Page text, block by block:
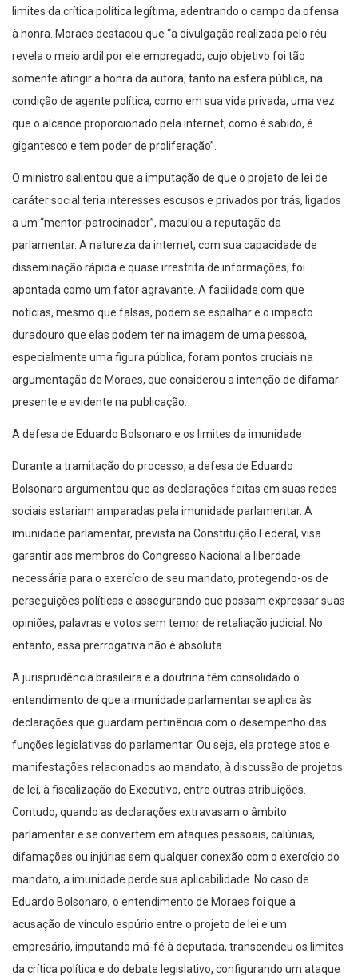
limites da crítica política legítima, adentrando o campo da ofensa
à honra. Moraes destacou que “a divulgação realizada pelo réu
revela o meio ardil por ele empregado, cujo objetivo foi tão
somente atingir a honra da autora, tanto na esfera pública, na
condição de agente política, como em sua vida privada, uma vez
que o alcance proporcionado pela internet, como é sabido, é
gigantesco e tem poder de proliferação”.
O ministro salientou que a imputação de que o projeto de lei de
caráter social teria interesses escusos e privados por trás, ligados
a um “mentor-patrocinador”, maculou a reputação da
parlamentar. A natureza da internet, com sua capacidade de
disseminação rápida e quase irrestrita de informações, foi
apontada como um fator agravante. A facilidade com que
notícias, mesmo que falsas, podem se espalhar e o impacto
duradouro que elas podem ter na imagem de uma pessoa,
especialmente uma figura pública, foram pontos cruciais na
argumentação de Moraes, que considerou a intenção de difamar
presente e evidente na publicação.
A defesa de Eduardo Bolsonaro e os limites da imunidade
Durante a tramitação do processo, a defesa de Eduardo
Bolsonaro argumentou que as declarações feitas em suas redes
sociais estariam amparadas pela imunidade parlamentar. A
imunidade parlamentar, prevista na Constituição Federal, visa
garantir aos membros do Congresso Nacional a liberdade
necessária para o exercício de seu mandato, protegendo-os de
perseguições políticas e assegurando que possam expressar suas
opiniões, palavras e votos sem temor de retaliação judicial. No
entanto, essa prerrogativa não é absoluta.
A jurisprudência brasileira e a doutrina têm consolidado o
entendimento de que a imunidade parlamentar se aplica às
declarações que guardam pertinência com o desempenho das
funções legislativas do parlamentar. Ou seja, ela protege atos e
manifestações relacionados ao mandato, à discussão de projetos
de lei, à fiscalização do Executivo, entre outras atribuições.
Contudo, quando as declarações extravasam o âmbito
parlamentar e se convertem em ataques pessoais, calúnias,
difamações ou injúrias sem qualquer conexão com o exercício do
mandato, a imunidade perde sua aplicabilidade. No caso de
Eduardo Bolsonaro, o entendimento de Moraes foi que a
acusação de vínculo espúrio entre o projeto de lei e um
empresário, imputando má-fé à deputada, transcendeu os limites
da crítica política e do debate legislativo, configurando um ataque